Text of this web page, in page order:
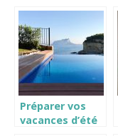
Préparer vos
vacances d’été